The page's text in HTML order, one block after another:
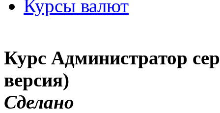
Курсы валют
Курс Администратор
версия)
Сделано